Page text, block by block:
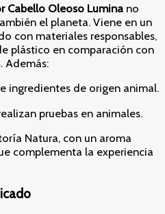
Cabello Oleoso Lumina no
el planeta. Viene en un
con materiales responsables,
plástico en comparación con
Además:
ingredientes de origen animal.
pruebas en animales.
Natura, con un aroma
complementa la experiencia